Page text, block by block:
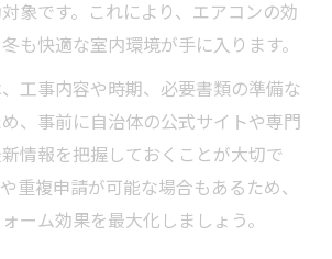
象です。これにより、エアコンの効
も快適な室内環境が手に入ります。
工事内容や時期、必要書類の準備な
、事前に自治体の公式サイトや専門
情報を把握しておくことが大切で
重複申請が可能な場合もあるため、
ーム効果を最大化しましょう。